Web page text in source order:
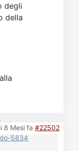
degli
della
8 Mesi fa #22502
5834